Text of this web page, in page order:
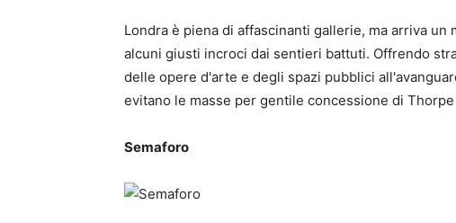
Londra è piena di affascinanti gallerie, ma arriva
alcuni giusti incroci dai sentieri battuti. Offrendo
delle opere d'arte e degli spazi pubblici
evitano le masse per gentile concessione di Thorpe
Semaforo